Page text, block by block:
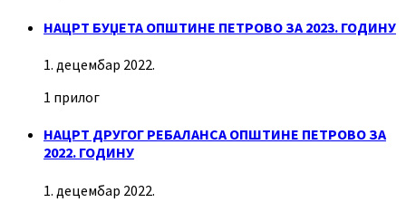
НАЦРТ БУЏЕТА ОПШТИНЕ ПЕТРОВО ЗА 2023. ГОДИНУ
1. децембар 2022.
1 прилог
НАЦРТ ДРУГОГ РЕБАЛАНСА ОПШТИНЕ ПЕТРОВО ЗА
2022. ГОДИНУ
1. децембар 2022.